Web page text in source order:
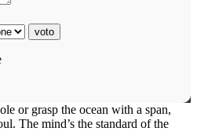
or grasp the ocean with a span,
The mind’s the standard of the